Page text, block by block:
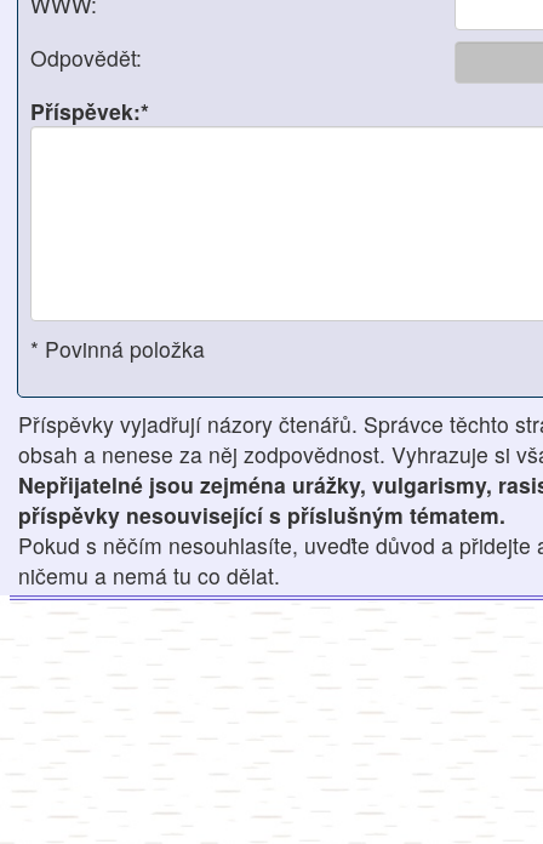
Odpovědět:
Příspěvek:*
* Povinná položka
Příspěvky vyjadřují názory čtenářů. Správce těchto
obsah a nenese za něj zodpovědnost. Vyhrazuje si
Nepřijatelné jsou zejména urážky, vulgarismy,
příspěvky nesouvisející s příslušným tématem.
Pokud s něčím nesouhlasíte, uveďte důvod a přidejte
ničemu a nemá tu co dělat.